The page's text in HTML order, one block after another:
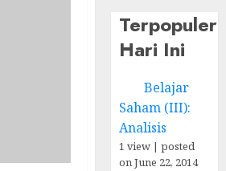
Terpopuler
Hari Ini
Belajar
Saham (III):
Analisis
1 view |posted
on June 22, 2014